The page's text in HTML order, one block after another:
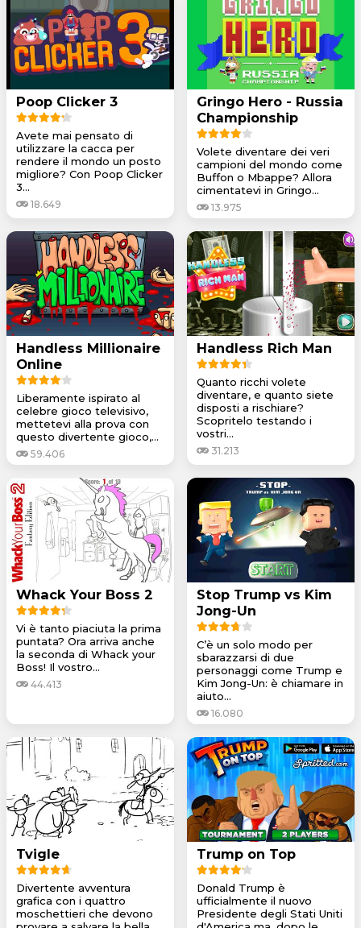
Poop Clicker 3
Avete mai pensato di
utilizzare la cacca per
rendere il mondo un posto
migliore? Con Poop Clicker
3...
18.649
Gringo Hero - Russia
Championship
Volete diventare dei veri
campioni del mondo come
Buffon o Mbappe? Allora
cimentatevi in Gringo...
13.975
Handless Millionaire
Online
Liberamente ispirato al
celebre gioco televisivo,
mettetevi alla prova con
questo divertente gioco,...
59.406
Handless Rich Man
Quanto ricchi volete
diventare, e quanto siete
disposti a rischiare?
Scopritelo testando i
vostri...
31.213
Whack Your Boss 2
Vi è tanto piaciuta la prima
puntata? Ora arriva anche
la seconda di Whack your
Boss! Il vostro...
44.413
Stop Trump vs Kim
Jong-Un
C’è un solo modo per
sbarazzarsi di due
personaggi come Trump e
Kim Jong-Un: è chiamare in
aiuto...
16.080
Tvigle
Divertente avventura
grafica con i quattro
moschettieri che devono
Trump on Top
Donald Trump è
ufficialmente il nuovo
Presidente degli Stati Uniti